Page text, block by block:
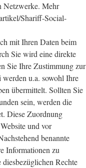
Netzwerke. Mehr
Shariff-Social-
mit Ihren Daten beim
Sie wird eine direkte
Sie Ihre Zustimmung zur
u.a. sowohl Ihre
übermittelt. Sollten Sie
sein, werden die
Diese Zuordnung
und vor
benannte
Informationen zu
Rechte